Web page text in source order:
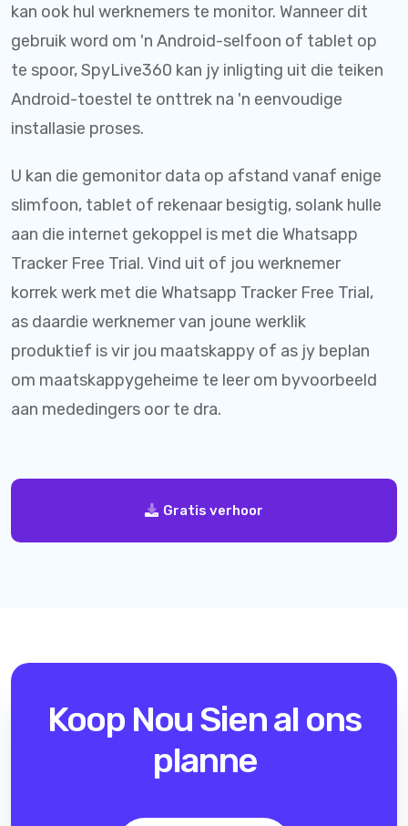
kan ook hul werknemers te monitor. Wanneer dit
gebruik word om 'n Android-selfoon of tablet op
te spoor, SpyLive360 kan jy inligting uit die teiken
Android-toestel te onttrek na 'n eenvoudige
installasie proses.
U kan die gemonitor data op afstand vanaf enige
slimfoon, tablet of rekenaar besigtig, solank hulle
aan die internet gekoppel is met die Whatsapp
Tracker Free Trial. Vind uit of jou werknemer
korrek werk met die Whatsapp Tracker Free Trial,
as daardie werknemer van joune werklik
produktief is vir jou maatskappy of as jy beplan
om maatskappygeheime te leer om byvoorbeeld
aan mededingers oor te dra.
Gratis verhoor
Koop NouSien al ons
planne